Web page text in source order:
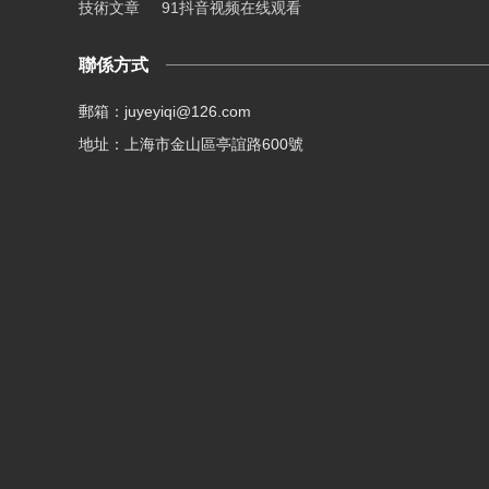
技術文章 91抖音视频在线观看
聯係方式
郵箱：juyeyiqi@126.com
地址：上海市金山區亭誼路600號